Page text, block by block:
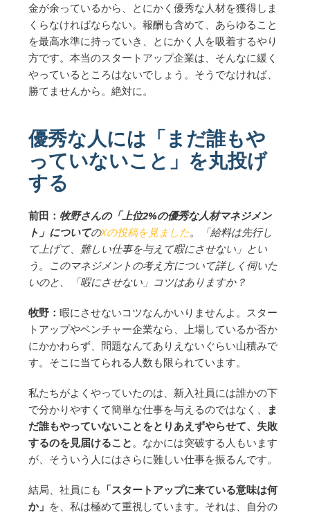
金が余っているから、とにかく優秀な人材を獲得しま
くらなければならない。報酬も含めて、あらゆること
を最高水準に持っていき、とにかく人を吸着するやり
方です。本当のスタートアップ企業は、そんなに緩く
やっているところはないでしょう。そうでなければ、
勝てませんから。絶対に。
優秀な人には「まだ誰もや
っていないこと」を丸投げ
する
前田： 牧野さんの「上位2%の優秀な人材マネジメン
ト」についてのXの投稿を見ました。「給料は先行し
て上げて、難しい仕事を与えて暇にさせない」とい
う。このマネジメントの考え方について詳しく伺いた
いのと、「暇にさせない」コツはありますか？
牧野： 暇にさせないコツなんかいりませんよ。スター
トアップやベンチャー企業なら、上場しているか否か
にかかわらず、問題なんてありえないぐらい山積みで
す。そこに当てられる人数も限られています。
私たちがよくやっていたのは、新入社員には誰かの下
で分かりやすくて簡単な仕事を与えるのではなく、
ま
だ誰もやっていないことをとりあえずやらせて、失敗
するのを見届けること。なかには突破する人もいます
が、そういう人にはさらに難しい仕事を振るんです。
結局、社員にも 「スタートアップに来ている意味は何
か」 を、私は極めて重視しています。それは、自分の